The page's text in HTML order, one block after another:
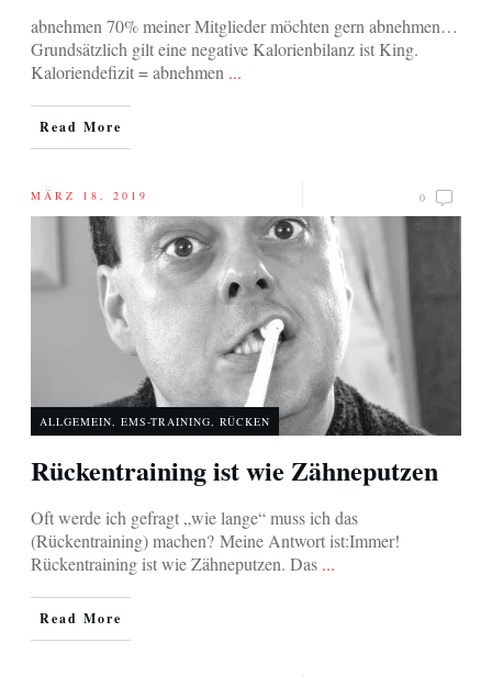
abnehmen 70% meiner Mitglieder möchten gern abnehmen…
Grundsätzlich gilt eine negative Kalorienbilanz ist King.
Kaloriendefizit = abnehmen ...
Read More
MÄRZ 18, 2019 0
ALLGEMEIN, EMS-TRAINING, RÜCKEN
Rückentraining ist wie Zähneputzen
Oft werde ich gefragt „wie lange“ muss ich das
(Rückentraining) machen? Meine Antwort ist:Immer!​
Rückentraining ist wie Zähneputzen. Das ...
Read More